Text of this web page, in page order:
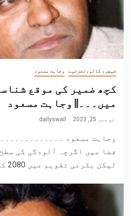
فیچر، کالم،تجزئیے وجاہت مسعود
کچھ ضمیر کی موقع
میں۔۔۔|| وجاہت مسعود
نومبر 25, 2023 dailyswail
وجاہت مسعود
فضا میں اگرچہ آلودگی کی
لیکن بکرمی تقویم میں 2080 کا موسم سرما...